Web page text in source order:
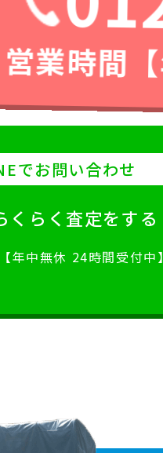
営業時間
でお問い合わせ
くらく査定をする
年中無休 24時間受付中】